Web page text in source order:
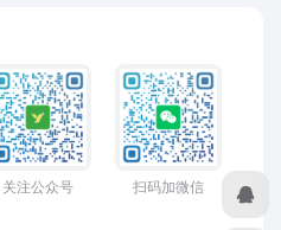
关注公众号 扫码加微信